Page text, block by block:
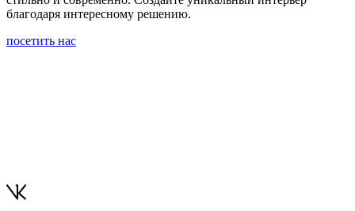
благодаря интересному решению.
посетить нас